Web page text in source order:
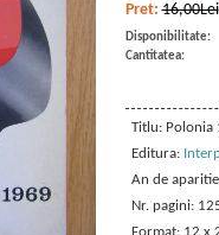
Pret:16,00Lei
Disponibilitate:
Cantitatea:
Titlu: Polonia
Editura:
An de
Nr. pagini: